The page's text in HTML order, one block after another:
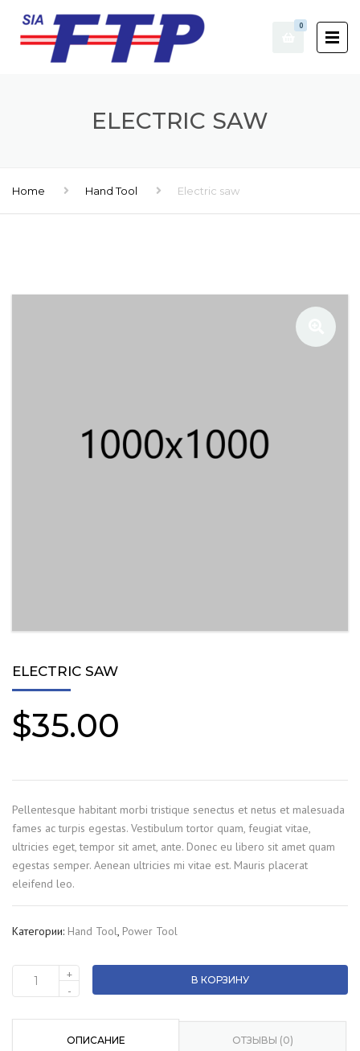
0
ELECTRIC SAW
Home Hand Tool Electric saw
ELECTRIC SAW
$35.00
Pellentesque habitant morbi tristique senectus et netus et malesuada
fames ac turpis egestas. Vestibulum tortor quam, feugiat vitae,
ultricies eget, tempor sit amet, ante. Donec eu libero sit amet quam
egestas semper. Aenean ultricies mi vitae est. Mauris placerat
eleifend leo.
Категории: Hand Tool, Power Tool
Количество
Electric
+
-
В КОРЗИНУ
ОПИСАНИЕ ОТЗЫВЫ (0)